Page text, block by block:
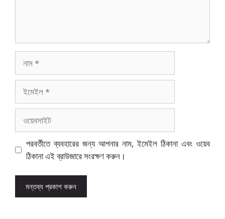
ইমেইল
পরবর্তীতে ব্যবহারের জন্য আপনার নাম, ইমেইল ঠিকানা এবং ওয়েব
ঠিকানা এই ব্রাউজারে সংরক্ষণ করুন।